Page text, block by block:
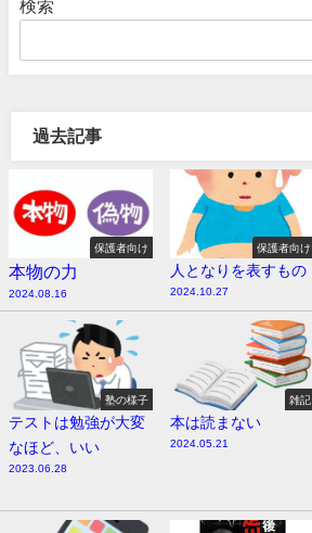
検索
過去記事
保護者向け
本物の力
2024.08.16
保護者向け
人となりを表すもの
2024.10.27
塾の様子
テストは勉強が大変
なほど、いい
2023.06.28
雑記
本は読まない
2024.05.21